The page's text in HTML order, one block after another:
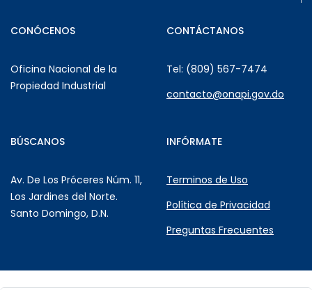
CONÓCENOS
Oficina Nacional de la
Propiedad Industrial
CONTÁCTANOS
Tel: (809) 567-7474
contacto@onapi.gov.do
BÚSCANOS
Av. De Los Próceres Núm. 11,
Los Jardines del Norte.
Santo Domingo, D.N.
INFÓRMATE
Terminos de Uso
Política de Privacidad
Preguntas Frecuentes